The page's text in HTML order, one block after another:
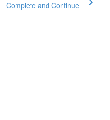
Complete and Continue